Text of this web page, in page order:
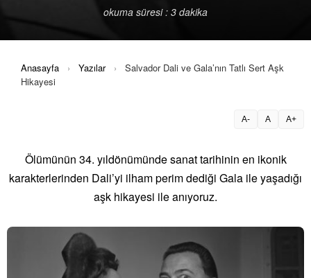
okuma süresi : 3 dakika
Anasayfa › Yazılar ›
Salvador Dali ve Gala’nın Tatlı Sert Aşk
Hikayesi
A- A A+
Ölümünün 34. yıldönümünde sanat tarihinin en ikonik
karakterlerinden Dali’yi ilham perim dediği Gala ile yaşadığı
aşk hikayesi ile anıyoruz.